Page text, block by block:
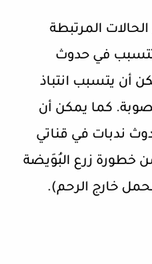
المرتبطة
في حدوث
أن يتسبب انتباذ
كما يمكن أن
ندبات في قناتي
خطورة زرع البُوَيضة
خارج الرحم).